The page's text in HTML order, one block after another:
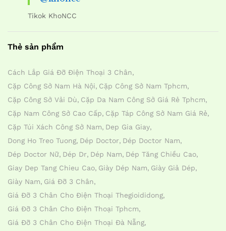
Tikok KhoNCC
Thẻ sản phẩm
Cách Lắp Giá Đỡ Điện Thoại 3 Chân
Cặp Công Sở Nam Hà Nội Cặp Công Sở Nam Tphcm
Cặp Công Sở Vải Dù Cặp Da Nam Công Sở Giá Rẻ Tphcm
Cặp Nam Công Sở Cao Cấp Cặp Táp Công Sở Nam Giá Rẻ
Cặp Túi Xách Công Sở Nam Dep Gia Giay
Dong Ho Treo Tuong Dép Doctor Dép Doctor Nam
Dép Doctor Nữ Dép Dr Dép Nam Dép Tăng Chiều Cao
Giay Dep Tang Chieu Cao Giày Dép Nam Giày Giả Dép
Giày Nam Giá Đỡ 3 Chân
Giá Đỡ 3 Chân Cho Điện Thoại Thegioididong
Giá Đỡ 3 Chân Cho Điện Thoại Tphcm
Giá Đỡ 3 Chân Cho Điện Thoại Đà Nẵng